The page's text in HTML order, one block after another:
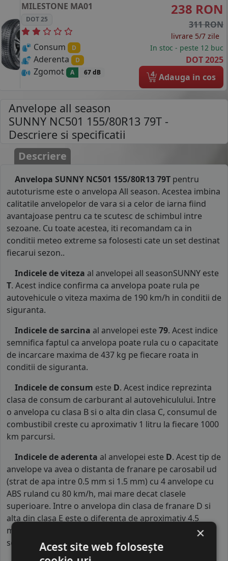
MILESTONE MA01
DOT 25
Consum D
Aderenta D
Zgomot A 67 dB
238 RON
311 RON
livrare 5/7 zile
In stoc - peste 12 buc
DOT 2025
4 Adauga in cos
Anvelope all season
SUNNY NC501 155/80R13 79T -
Descriere si specificatii
Descriere
Anvelopa SUNNY NC501 155/80R13 79T pentru
autoturisme este o anvelopa All season. Acestea imbina
calitatile anvelopelor de vara si a celor de iarna fiind
avantajoase pentru ca te scutesc de schimbul intre
sezoane. Cu toate acestea, iti recomandam ca in
conditii meteo extreme sa folosesti cate un set destinat
fiecarui sezon..
Indicele de viteza al anvelopei all seasonSUNNY este
T. Acest indice confirma ca anvelopa poate rula pe
autovehicule o viteza maxima de 190 km/h in conditii de
siguranta.
Indicele de sarcina al anvelopei este 79. Acest indice
semnifica faptul ca anvelopa poate rula cu o capacitate
de incarcare maxima de 437 kg pe fiecare roata in
conditii de siguranta.
Indicele de consum este D. Acest indice reprezinta
clasa de consum de carburant al autovehiculului. Intre
o anvelopa cu clasa B si o alta din clasa C, consumul de
combustibil creste cu aproximativ 1 litru la fiecare 1000
km parcursi.
Indicele de aderenta al anvelopei este D. Acest tip de
anvelope va avea o distanta de franare pe carosabil ud
(strat de apa intre 0.5 mm si 1.5 mm) cu 4 anvelope cu
ABS ruland cu 80 km/h, mai mare decat clasele
superioare. Intre o anvelopa din clasa de franare D si
alta din clasa E este o diferenta de aproximativ 4.5
metri, contribuind astfel, la o siguranta mai mare a
soferului si participantilor din trafic.
×
Acest site web folosește